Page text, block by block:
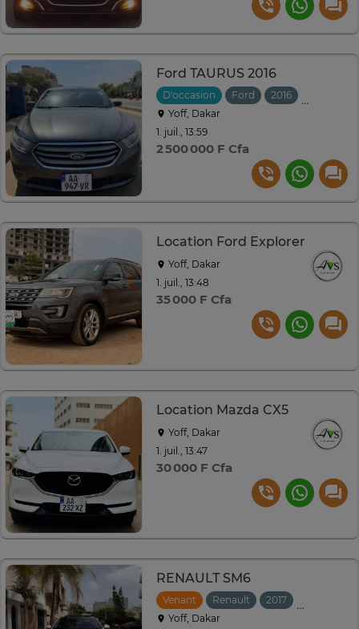
Ford TAURUS 2016
D'occasion Ford 2016
Yoff, Dakar
1. juil., 13:59
2 500 000 F Cfa
Location Ford Explorer
Yoff, Dakar
1. juil., 13:48
35 000 F Cfa
Location Mazda CX5
Yoff, Dakar
1. juil., 13:47
30 000 F Cfa
RENAULT SM6
Venant Renault 2017
Yoff, Dakar